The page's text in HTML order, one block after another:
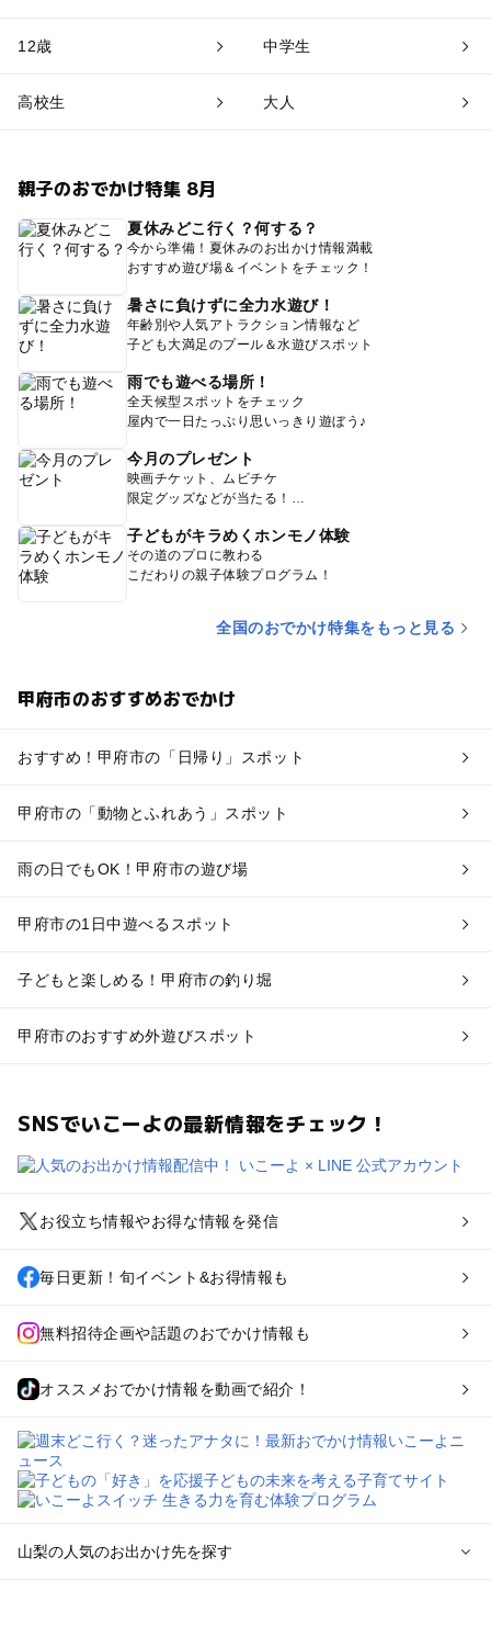
12歳 中学生
高校生 大人
親子のおでかけ特集 8月
夏休みどこ行く？何する？
今から準備！夏休みのお出かけ情報満載
おすすめ遊び場＆イベントをチェック！
暑さに負けずに全力水遊び！
年齢別や人気アトラクション情報など
子ども大満足のプール＆水遊びスポット
雨でも遊べる場所！
全天候型スポットをチェック
屋内で一日たっぷり思いっきり遊ぼう♪
今月のプレゼント
映画チケット、ムビチケ
限定グッズなどが当たる！
子どもがキラめくホンモノ体験
その道のプロに教わる
こだわりの親子体験プログラム！
全国のおでかけ特集をもっと見る
甲府市のおすすめおでかけ
おすすめ！甲府市の「日帰り」スポット
甲府市の「動物とふれあう」スポット
雨の日でもOK！甲府市の遊び場
甲府市の1日中遊べるスポット
子どもと楽しめる！甲府市の釣り堀
甲府市のおすすめ外遊びスポット
SNSでいこーよの最新情報をチェック！
お役立ち情報やお得な情報を発信
毎日更新！旬イベント&お得情報も
無料招待企画や話題のおでかけ情報も
オススメおでかけ情報を動画で紹介！
山梨の人気のお出かけ先を探す